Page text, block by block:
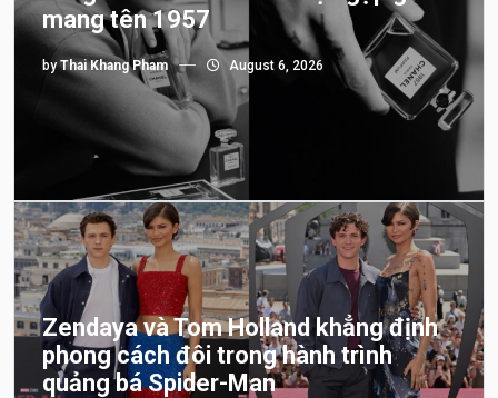
mang tên 1957
byThai Khang Pham August 6, 2026
Zendaya và Tom Holland khẳng định
phong cách đôi trong hành trình
quảng bá Spider-Man